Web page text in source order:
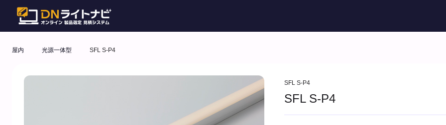
屋内 光源一体型 SFL S-P4
SFL S-P4
SFL S-P4